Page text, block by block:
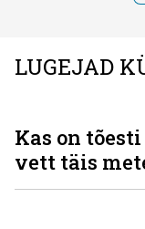
LUGEJAD
Kas on
vett täis